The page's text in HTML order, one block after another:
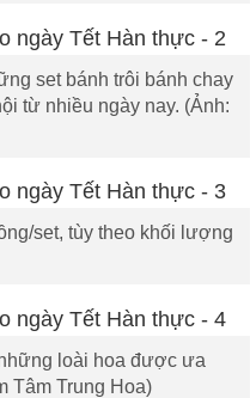
set bánh trôi bánh chay
từ nhiều ngày nay. (Ảnh:
set, tùy theo khối lượng
loài hoa được ưa
Tâm Trung Hoa)